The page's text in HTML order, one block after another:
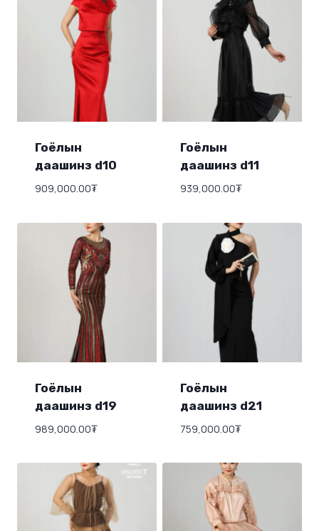
Гоёлын
даашинз d10
909,000.00₮
Гоёлын
даашинз d11
939,000.00₮
Гоёлын
даашинз d19
989,000.00₮
Гоёлын
даашинз d21
759,000.00₮